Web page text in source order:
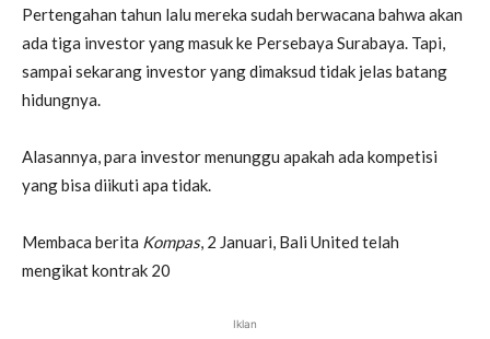
Pertengahan tahun lalu mereka sudah berwacana bahwa akan
ada tiga investor yang masuk ke Persebaya Surabaya. Tapi,
sampai sekarang investor yang dimaksud tidak jelas batang
hidungnya.
Alasannya, para investor menunggu apakah ada kompetisi
yang bisa diikuti apa tidak.
Membaca berita Kompas, 2 Januari, Bali United telah
mengikat kontrak 20
Iklan